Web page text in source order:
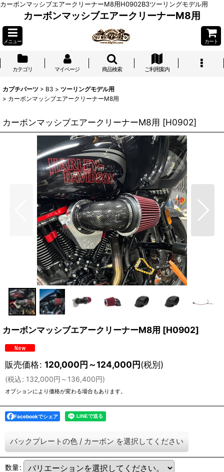
カーボンマッシブエアークリーナーM8用H0902B3ツーリングモデル用
カーボンマッシブエアークリーナーM8用
メニュー カート
カテゴリ マイページ 商品検索 ご利用案内
カプチパーツ > B3 > ツーリングモデル用
> カーボンマッシブエアークリーナーM8用
カーボンマッシブエアークリーナーM8用 [H0902]
カーボンマッシブエアークリーナーM8用 [H0902]
販売価格: 120,000円～124,000円(税別)
(税込: 132,000円 ～136,400円)
オプションにより価格が変わる場合もあります。
Facebookでシェア
バックプレートの色 / カーボン を選択してください
数量: